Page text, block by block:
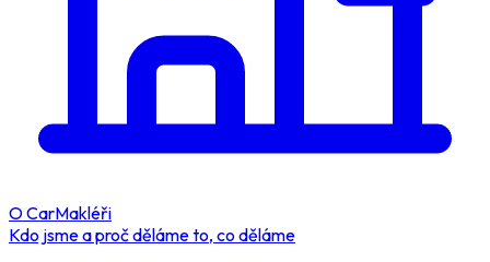
O CarMakléři
Kdo jsme a proč děláme to, co děláme